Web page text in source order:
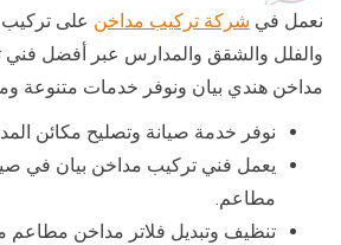
نعمل في شركة تركيب مداخن على
والفلل والشقق والمدارس عبر أفضل
مداخن هندي بيان ونوفر خدمات متنوعة
نوفر خدمة صيانة وتصليح مكائن
يعمل فني تركيب مداخن بيان في
مطاعم.
تنظيف وتبديل فلاتر مداخن